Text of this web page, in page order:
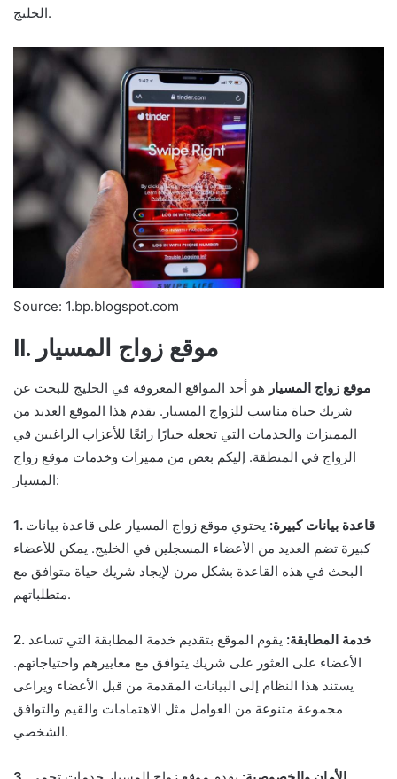
الخليج.
Source: 1.bp.blogspot.com
II. موقع زواج المسيار
موقع زواج المسيار هو أحد المواقع المعروفة في الخليج للبحث عن
شريك حياة مناسب للزواج المسيار. يقدم هذا الموقع العديد من
المميزات والخدمات التي تجعله خيارًا رائعًا للأعزاب الراغبين في
الزواج في المنطقة. إليكم بعض من مميزات وخدمات موقع زواج
المسيار:
1. قاعدة بيانات كبيرة: يحتوي موقع زواج المسيار على قاعدة بيانات
كبيرة تضم العديد من الأعضاء المسجلين في الخليج. يمكن للأعضاء
البحث في هذه القاعدة بشكل مرن لإيجاد شريك حياة متوافق مع
متطلباتهم.
2. خدمة المطابقة: يقوم الموقع بتقديم خدمة المطابقة التي تساعد
الأعضاء على العثور على شريك يتوافق مع معاييرهم واحتياجاتهم.
يستند هذا النظام إلى البيانات المقدمة من قبل الأعضاء ويراعى
مجموعة متنوعة من العوامل مثل الاهتمامات والقيم والتوافق
الشخصي.